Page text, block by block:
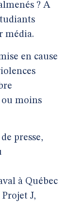
? A
média.
en cause
ou moins
presse,
à Québec
J,